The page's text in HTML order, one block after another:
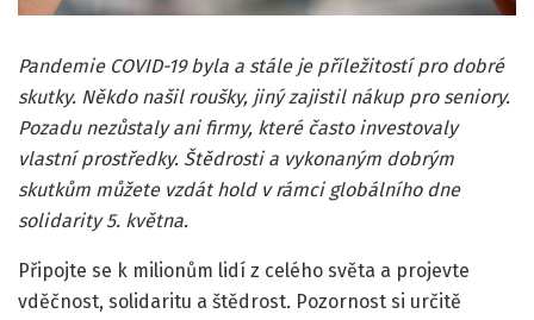
Pandemie COVID-19 byla a stále je příležitostí pro dobré
skutky. Někdo našil roušky, jiný zajistil nákup pro seniory.
Pozadu nezůstaly ani firmy, které často investovaly
vlastní prostředky. Štědrosti a vykonaným dobrým
skutkům můžete vzdát hold v rámci globálního dne
solidarity 5. května.
Připojte se k milionům lidí z celého světa a projevte
vděčnost, solidaritu a štědrost. Pozornost si určitě